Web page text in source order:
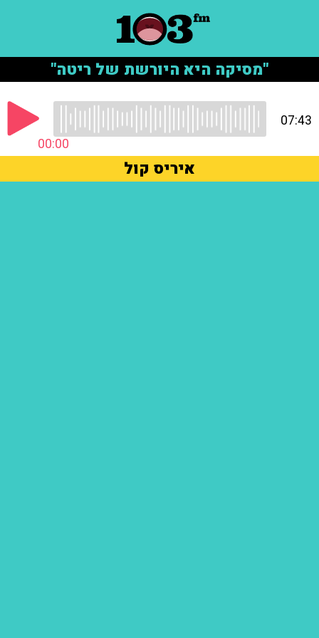
"מסיקה היא היורשת של ריטה"
00:00
07:43
איריס קול